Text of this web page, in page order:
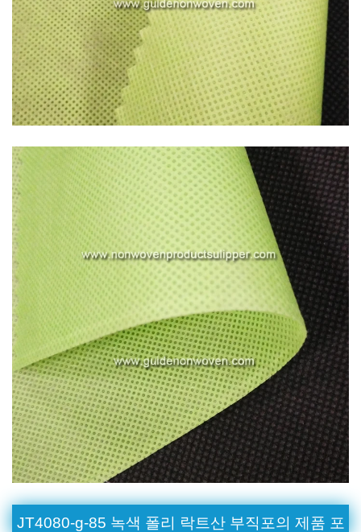
JT4080-g-85 녹색 폴리 락트산 부직포의 제품 포